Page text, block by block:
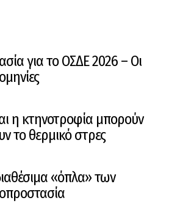
για το ΟΣΔΕ 2026 – Οι
η κτηνοτροφία μπορούν
το θερμικό στρες
«όπλα» των